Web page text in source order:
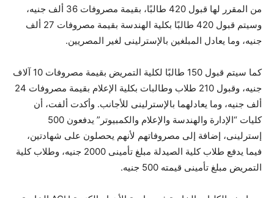
من المقرر لها قبول 420 طالبًا، بقيمة مصروفات 36 ألف جنيه،
وسيتم قبول 420 طالبًا بكلية الهندسة بقيمة مصروفات 27 ألف
جنيه، وما يعادل المبلغين بالإسترلينى لغير المصريين.
كما سيتم قبول 150 طالبًا لكلية التمريض بقيمة مصروفات 10 آلاف
جنيه، وقبول 210 طلاب وطالبات بكلية الإعلام بقيمة مصروفات 24
ألف جنيه، وما يعادلهما بالإسترلينى للأجانب. وأكدت ألفت، أن
كليات “الإدارة والهندسة والإعلام والكمبيوتر” يدفعون 500
إسترلينى، إضافة إلى مصروفاتهم لأنهم يحصلون على شهادتين،
فيما يدفع طلاب كلية الصيدلة مبلغ تأمينى 2000 جنيه، وطلاب كلية
التمريض مبلغ تأمينى قيمته 500 جنيه.